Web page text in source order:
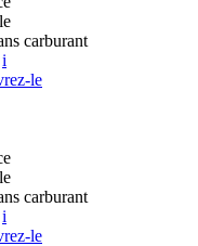
carburant
i
le
carburant
i
le